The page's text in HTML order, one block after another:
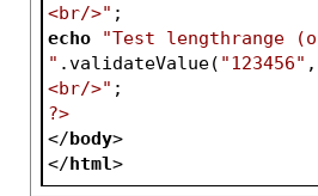
<br/>" ;
echo
"Test lengthrange
" .validateValue( "123456" ,
<br/>" ;
?>
</body>
</html>